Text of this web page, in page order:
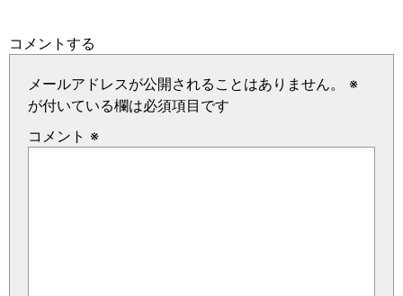
コメントする
メールアドレスが公開されることはありません。
※
が付いている欄は必須項目です
コメント ※